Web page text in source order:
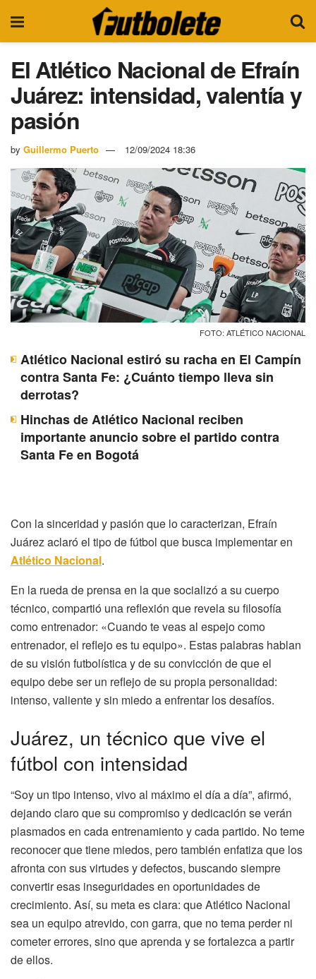
El Atlético Nacional de Efraín
Juárez: intensidad, valentía y
pasión
by Guillermo Puerto 12/09/2024 18:36
FOTO: ATLÉTICO NACIONAL
Atlético Nacional estiró su racha en El Campín
contra Santa Fe: ¿Cuánto tiempo lleva sin
derrotas?
Hinchas de Atlético Nacional reciben
importante anuncio sobre el partido contra
Santa Fe en Bogotá
Con la sinceridad y pasión que lo caracterizan, Efraín
Juárez aclaró el tipo de fútbol que busca implementar en
Atlético Nacional.
En la rueda de prensa en la que socializó a su cuerpo
técnico, compartió una reflexión que revela su filosofía
como entrenador: «Cuando te veas al espejo como
entrenador, el reflejo es tu equipo». Estas palabras hablan
de su visión futbolística y de su convicción de que el
equipo debe ser un reflejo de su propia personalidad:
intenso, valiente y sin miedo a enfrentar los desafíos.
Juárez, un técnico que vive el
fútbol con intensidad
“Soy un tipo intenso, vivo al máximo el día a día”, afirmó,
dejando claro que su compromiso y dedicación se verán
plasmados en cada entrenamiento y cada partido. No teme
reconocer que tiene miedos, pero también enfatiza que los
afronta con sus virtudes y defectos, buscando siempre
convertir esas inseguridades en oportunidades de
crecimiento. Así, su meta es clara: que Atlético Nacional
sea un equipo atrevido, con garra, que no tema perder ni
cometer errores, sino que aprenda y se fortalezca a partir
de ellos.